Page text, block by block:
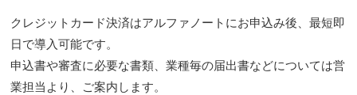
クレジットカード決済はアルファノートにお申込み後、最短即
日で導入可能です。
申込書や審査に必要な書類、業種毎の届出書などについては営
業担当より、ご案内します。